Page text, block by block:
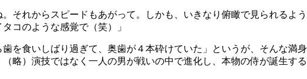
それからスピードもあがって。しかも、いきなり俯瞰で見られるよう
コのような感覚で（笑）」
を食いしばり過ぎて、奥歯が４本砕けていた」というが、そんな満身
略）演技ではなく一人の男が戦いの中で進化し、本物の侍が誕生する